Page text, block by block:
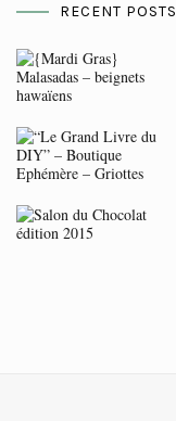
RECENT POSTS